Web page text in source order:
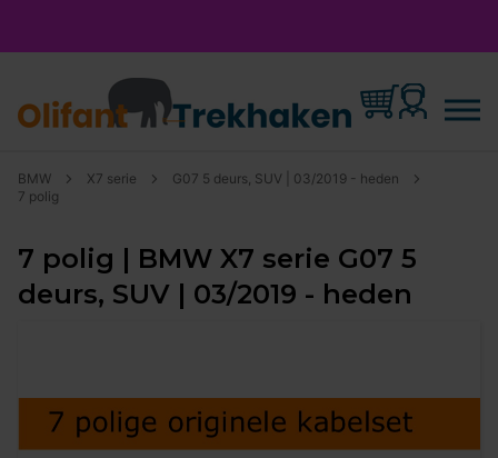
BMW X7 serie
G07 5 deurs, SUV | 03/2019 - heden
7 polig
7 polig | BMW X7 serie G07 5
deurs, SUV | 03/2019 - heden